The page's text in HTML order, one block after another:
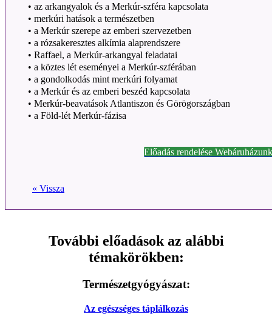
• az arkangyalok és a Merkúr-szféra kapcsolata
• merkúri hatások a természetben
• a Merkúr szerepe az emberi szervezetben
• a rózsakeresztes alkímia alaprendszere
• Raffael, a Merkúr-arkangyal feladatai
• a köztes lét eseményei a Merkúr-szférában
• a gondolkodás mint merkúri folyamat
• a Merkúr és az emberi beszéd kapcsolata
• Merkúr-beavatások Atlantiszon és Görögországban
• a Föld-lét Merkúr-fázisa
Előadás rendelése
« Vissza
További előadások az alábbi
témakörökben:
Természetgyógyászat:
Az egészséges táplálkozás